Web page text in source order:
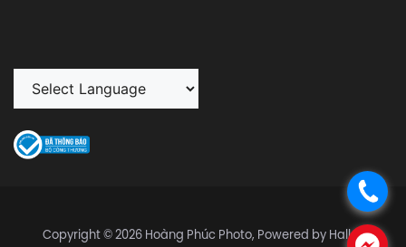
.
Copyright © 2026 Hoàng Phúc Photo, Powered by Halley